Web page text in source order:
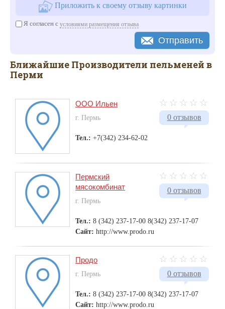
Приложить к своему отзыву картинки
Я согласен с условиями размещения отзыва
Отправить
Ближайшие Производители пельменей в
Перми
0 отзывов
ООО Ильен
г. Пермь
Тел.: +7(342) 234-62-02
0 отзывов
Пермский
мясокомбинат
г. Пермь
Тел.: 8 (342) 237-17-00 8(342) 237-17-07
Сайт: http://www.prodo.ru
0 отзывов
Продо
г. Пермь
Тел.: 8 (342) 237-17-00 8(342) 237-17-07
Сайт: http://www.prodo.ru